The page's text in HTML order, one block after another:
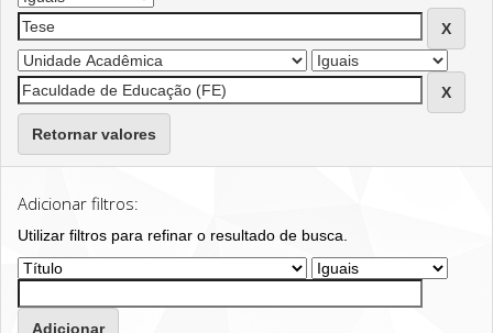
Retornar valores
Adicionar filtros:
Utilizar filtros para refinar o resultado de busca.